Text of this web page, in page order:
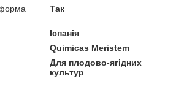
Так
Іспанія
Quimicas Meristem
Для плодово-ягідних
культур